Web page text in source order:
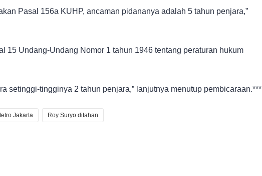
Pasal 156a KUHP, ancaman pidananya adalah 5 tahun penjara,”
15 Undang-Undang Nomor 1 tahun 1946 tentang peraturan hukum
setinggi-tingginya 2 tahun penjara,” lanjutnya menutup pembicaraan.***
Jakarta Roy Suryo ditahan